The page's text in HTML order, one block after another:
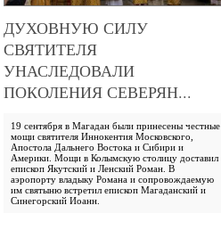
ДУХОВНУЮ СИЛУ
СВЯТИТЕЛЯ
УНАСЛЕДОВАЛИ
ПОКОЛЕНИЯ СЕВЕРЯН...
19 сентября в Магадан были принесены честные
мощи святителя Иннокентия Московского,
Апостола Дальнего Востока и Сибири и
Америки. Мощи в Колымскую столицу доставил
епископ Якутский и Ленский Роман. В
аэропорту владыку Романа и сопровождаемую
им святыню встретил епископ Магаданский и
Синегорский Иоанн.